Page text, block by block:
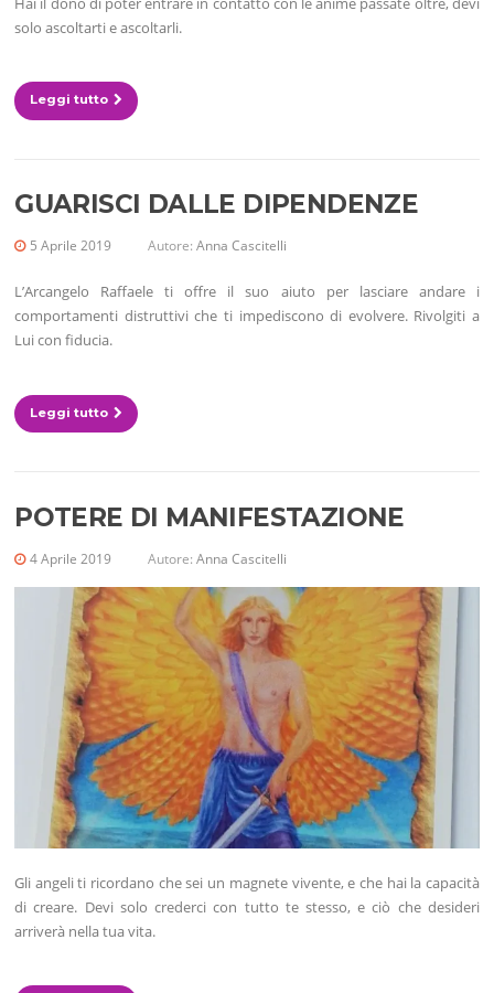
solo ascoltarti e ascoltarli.
Leggi tutto
GUARISCI DALLE DIPENDENZE
5 Aprile 2019 Autore:Anna Cascitelli
L’Arcangelo Raffaele ti offre il suo aiuto per lasciare andare i
comportamenti distruttivi che ti impediscono di evolvere. Rivolgiti a
Lui con fiducia.
Leggi tutto
POTERE DI MANIFESTAZIONE
4 Aprile 2019 Autore:Anna Cascitelli
Gli angeli ti ricordano che sei un magnete vivente, e che hai la capacità
di creare. Devi solo crederci con tutto te stesso, e ciò che desideri
arriverà nella tua vita.